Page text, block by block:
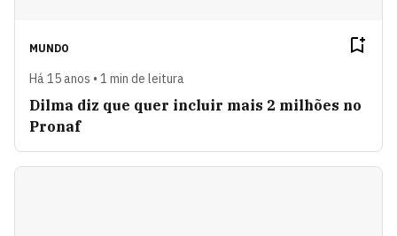
MUNDO
Há 15 anos • 1 min de leitura
Dilma diz que quer incluir mais 2 milhões no
Pronaf